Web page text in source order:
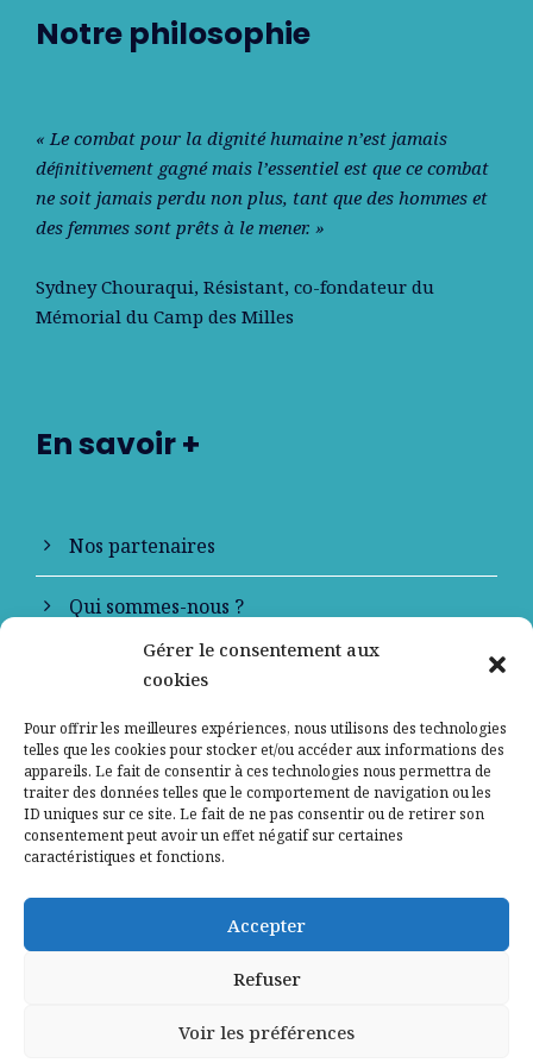
Gérer le consentement aux
cookies
Pour offrir les meilleures expériences, nous utilisons des technologies
telles que les cookies pour stocker et/ou accéder aux informations des
appareils. Le fait de consentir à ces technologies nous permettra de
traiter des données telles que le comportement de navigation ou les
ID uniques sur ce site. Le fait de ne pas consentir ou de retirer son
consentement peut avoir un effet négatif sur certaines
caractéristiques et fonctions.
Accepter
Refuser
Voir les préférences
Notre philosophie
« Le combat pour la dignité humaine n’est jamais
déﬁnitivement gagné mais l’essentiel est que ce combat
ne soit jamais perdu non plus, tant que des hommes et
des femmes sont prêts à le mener. »
Sydney Chouraqui, Résistant, co-fondateur du
Mémorial du Camp des Milles
En savoir +
Nos partenaires
Qui sommes-nous ?
Contactez-nous
Mentions légales
Politique de confidentialité